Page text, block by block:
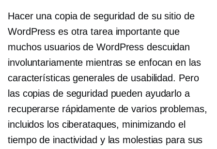
Hacer una copia de seguridad de su sitio de
WordPress es otra tarea importante que
muchos usuarios de WordPress descuidan
involuntariamente mientras se enfocan en las
características generales de usabilidad. Pero
las copias de seguridad pueden ayudarlo a
recuperarse rápidamente de varios problemas,
incluidos los ciberataques, minimizando el
tiempo de inactividad y las molestias para sus